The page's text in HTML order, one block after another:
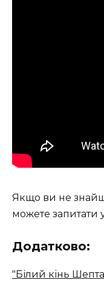
Якщо ви не
можете запитати
Додатково:
"Білий кінь